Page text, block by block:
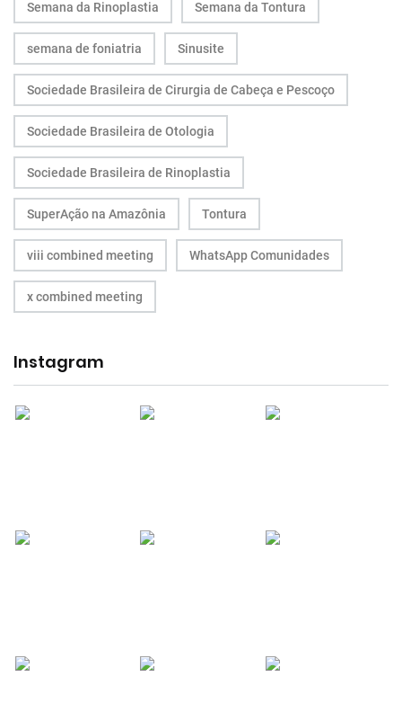
Semana da Rinoplastia Semana da Tontura
semana de foniatria Sinusite
Sociedade Brasileira de Cirurgia de Cabeça e Pescoço
Sociedade Brasileira de Otologia
Sociedade Brasileira de Rinoplastia
SuperAção na Amazônia Tontura
viii combined meeting WhatsApp Comunidades
x combined meeting
Instagram